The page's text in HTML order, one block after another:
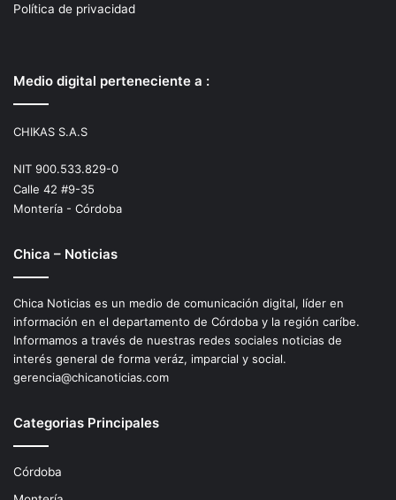
Política de privacidad
Medio digital perteneciente a :
CHIKAS S.A.S
NIT 900.533.829-0
Calle 42 #9-35
Montería - Córdoba
Chica – Noticias
Chica Noticias es un medio de comunicación digital, líder en
información en el departamento de Córdoba y la región caríbe.
Informamos a través de nuestras redes sociales noticias de
interés general de forma veráz, imparcial y social.
gerencia@chicanoticias.com
Categorias Principales
Córdoba